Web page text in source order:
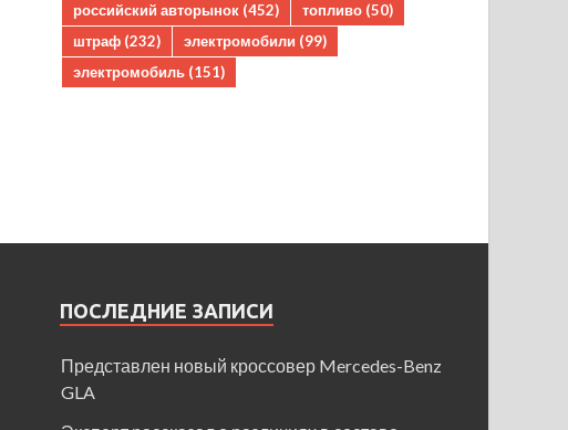
российский авторынок (452) топливо (50)
штраф (232) электромобили (99)
электромобиль (151)
ПОСЛЕДНИЕ ЗАПИСИ
Представлен новый кроссовер Mercedes-Benz
GLA